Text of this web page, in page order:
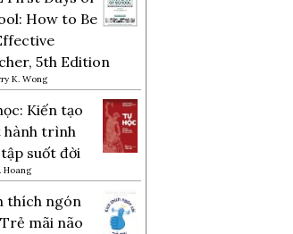
How to Be
5th Edition
K. Wong
Kiến tạo
hành trình
suốt đời
Hoang
thích ngón
mãi não